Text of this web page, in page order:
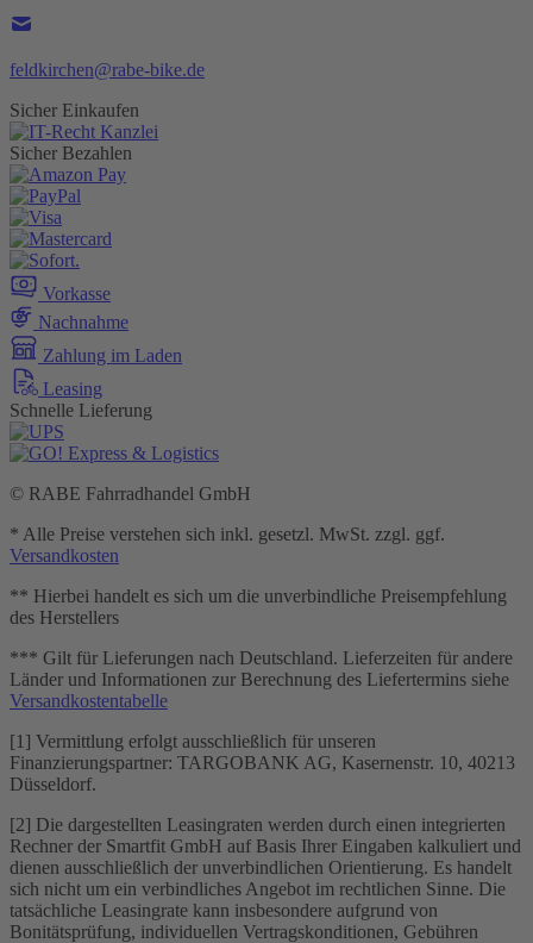
feldkirchen@rabe-bike.de
Sicher Einkaufen
Sicher Bezahlen
Vorkasse
Nachnahme
Zahlung im Laden
Leasing
Schnelle Lieferung
© RABE Fahrradhandel GmbH
* Alle Preise verstehen sich inkl. gesetzl. MwSt. zzgl. ggf.
Versandkosten
** Hierbei handelt es sich um die unverbindliche Preisempfehlung
des Herstellers
*** Gilt für Lieferungen nach Deutschland. Lieferzeiten für andere
Länder und Informationen zur Berechnung des Liefertermins siehe
Versandkostentabelle
[1] Vermittlung erfolgt ausschließlich für unseren
Finanzierungspartner: TARGOBANK AG, Kasernenstr. 10, 40213
Düsseldorf.
[2] Die dargestellten Leasingraten werden durch einen integrierten
Rechner der Smartfit GmbH auf Basis Ihrer Eingaben kalkuliert und
dienen ausschließlich der unverbindlichen Orientierung. Es handelt
sich nicht um ein verbindliches Angebot im rechtlichen Sinne. Die
tatsächliche Leasingrate kann insbesondere aufgrund von
Bonitätsprüfung, individuellen Vertragskonditionen, Gebühren